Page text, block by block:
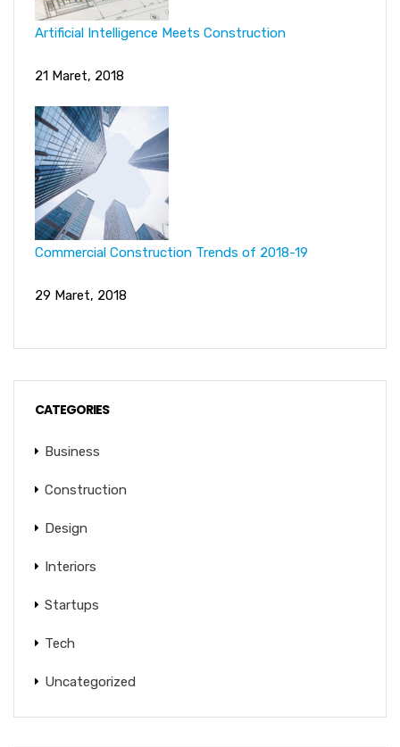
Artificial Intelligence Meets Construction
21 Maret, 2018
Commercial Construction Trends of 2018-19
29 Maret, 2018
CATEGORIES
Business
Construction
Design
Interiors
Startups
Tech
Uncategorized